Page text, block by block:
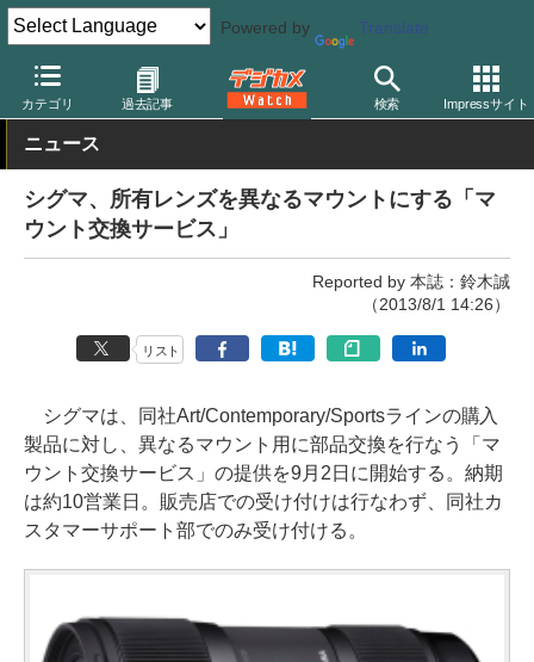
Powered by Translate
カテゴリ 過去記事 検索 Impressサイト
デジカメ Watch レンズ 交換レンズ シグマ
ニュース
シグマ、所有レンズを異なるマウントにする「マ
ウント交換サービス」
Reported by 本誌：鈴木誠
（2013/8/1 14:26）
リスト
シグマは、同社Art/Contemporary/Sportsラインの購入
製品に対し、異なるマウント用に部品交換を行なう「マ
ウント交換サービス」の提供を9月2日に開始する。納期
は約10営業日。販売店での受け付けは行なわず、同社カ
スタマーサポート部でのみ受け付ける。